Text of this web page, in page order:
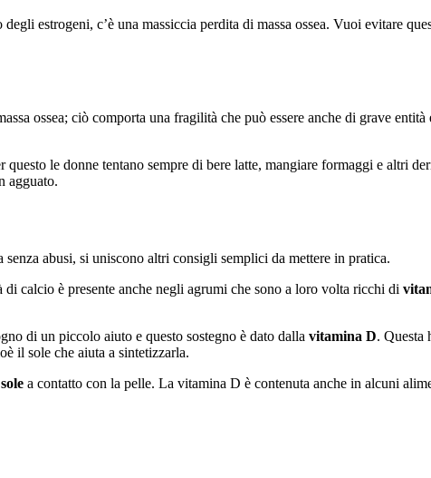
estrogeni, c’è una massiccia perdita di massa ossea. Vuoi evitare
ossea; ciò comporta una fragilità che può essere anche di grave
questo le donne tentano sempre di bere latte, mangiare formaggi e altri
agguato.
abusi, si uniscono altri consigli semplici da mettere in pratica.
calcio è presente anche negli agrumi che sono a loro volta ricchi di
di un piccolo aiuto e questo sostegno è dato dalla vitamina D. Questa
il sole che aiuta a sintetizzarla.
a contatto con la pelle. La vitamina D è contenuta anche in alcuni